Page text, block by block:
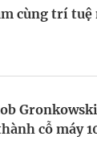
cùng trí tuệ
cỗ máy
lập 25 tuổi
khoản vay
bất ổn và
| Brand
hàng